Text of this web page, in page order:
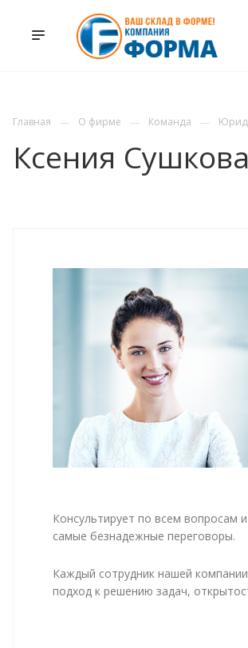
Главная О фирме Команда
Ксения Сушкова
Консультирует по всем вопросам
самые безнадежные переговоры.
Каждый сотрудник нашей
подход к решению задач,